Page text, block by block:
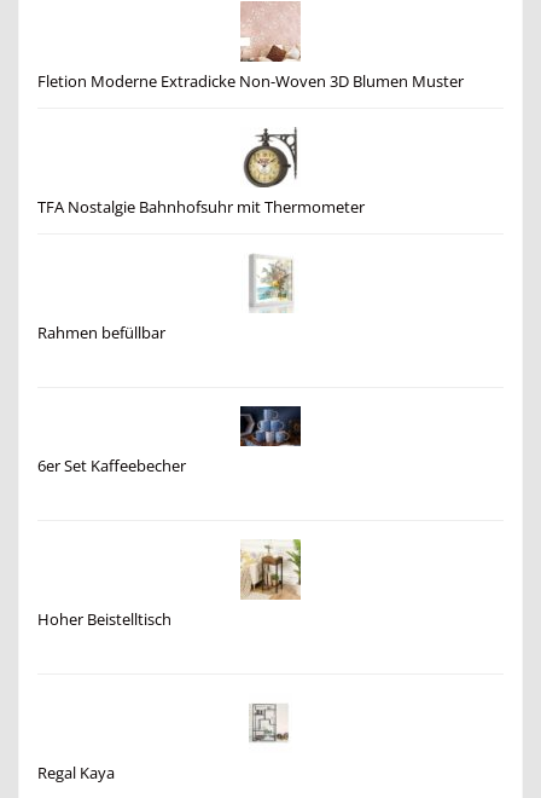
Fletion Moderne Extradicke Non-Woven 3D Blumen Muster
TFA Nostalgie Bahnhofsuhr mit Thermometer
Rahmen befüllbar
6er Set Kaffeebecher
Hoher Beistelltisch
Regal Kaya